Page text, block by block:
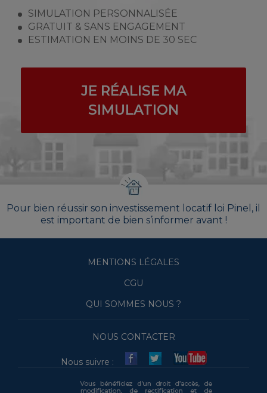
SIMULATION PERSONNALISÉE
GRATUIT & SANS ENGAGEMENT
ESTIMATION EN MOINS DE 30 SEC
JE RÉALISE MA
SIMULATION
Pour bien réussir son investissement locatif loi Pinel, il
est important de bien s’informer avant !
MENTIONS LÉGALES
CGU
QUI SOMMES NOUS ?
NOUS CONTACTER
Nous suivre :